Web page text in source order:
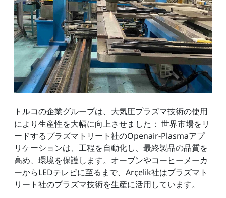
トルコの企業グループは、大気圧プラズマ技術の使用
により生産性を大幅に向上させました： 世界市場をリ
ードするプラズマトリート社のOpenair-Plasmaアプ
リケーションは、工程を自動化し、最終製品の品質を
高め、環境を保護します。オーブンやコーヒーメーカ
ーからLEDテレビに至るまで、Arçelik社はプラズマト
リート社のプラズマ技術を生産に活用しています。